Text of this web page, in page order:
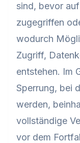
sind, bevor
zugegriffen
wodurch
Zugriff,
entstehen. Im
Sperrung, bei
werden,
vollständige
vor dem